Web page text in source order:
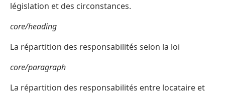
législation et des circonstances.
core/heading
La répartition des responsabilités selon la loi
core/paragraph
La répartition des responsabilités entre locataire et